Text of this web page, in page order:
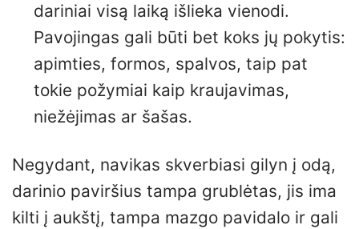
dariniai visą laiką išlieka vienodi.
Pavojingas gali būti bet koks jų pokytis:
apimties, formos, spalvos, taip pat
tokie požymiai kaip kraujavimas,
niežėjimas ar šašas.
Negydant, navikas skverbiasi gilyn į odą,
darinio paviršius tampa grublėtas, jis ima
kilti į aukštį, tampa mazgo pavidalo ir gali